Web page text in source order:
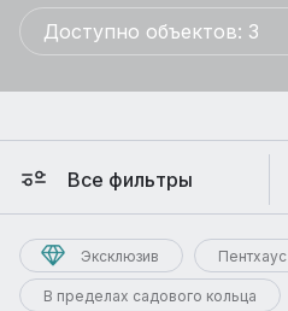
Доступно объектов: 3
Все фильтры
Эксклюзив Пентхаус
В пределах садового кольца